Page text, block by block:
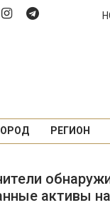
РЕГИОН
активы